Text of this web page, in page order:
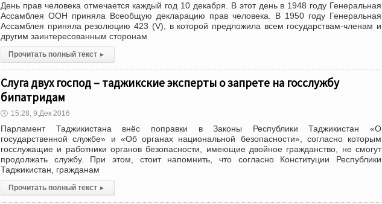
День прав человека отмечается каждый год 10 декабря. В этот день в 1948 году Генеральная
Ассамблея ООН приняла Всеобщую декларацию прав человека. В 1950 году Генеральная
Ассамблея приняла резолюцию 423 (V), в которой предложила всем государствам-членам и
другим заинтересованным сторонам
Прочитать полный текст ▸
Слуга двух господ – таджикские эксперты о запрете на госслужбу
бипатридам
🕔 15:28, 9.Дек 2016
Парламент Таджикистана внёс поправки в Законы Республики Таджикистан «О
государственной службе» и «Об органах национальной безопасности», согласно которым
госслужащие и работники органов безопасности, имеющие двойное гражданство, не смогут
продолжать службу. При этом, стоит напомнить, что согласно Конституции Республики
Таджикистан, гражданам
Прочитать полный текст ▸